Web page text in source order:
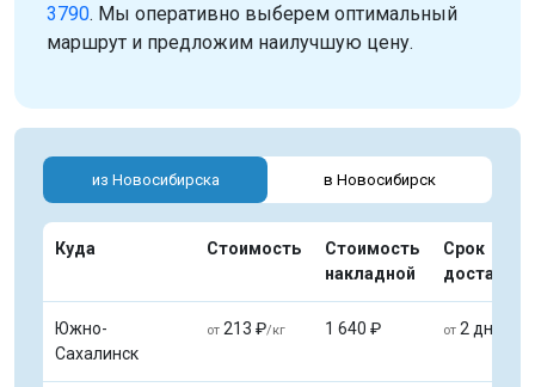
3790. Мы оперативно выберем оптимальный
маршрут и предложим наилучшую цену.
из Новосибирска в Новосибирск
Куда Стоимость
Стоимость
накладной
Срок
доставки
Южно-
Сахалинск
от 213 ₽/кг 1 640 ₽ от 2 дней